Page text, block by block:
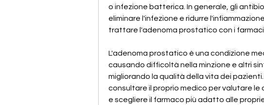
o infezione batterica. In generale, gli
eliminare l'infezione e ridurre
trattare l'adenoma prostatico con i farmaci
L'adenoma prostatico è una condizione
causando difficoltà nella minzione e altri
migliorando la qualità della vita dei
consultare il proprio medico per valutare
e scegliere il farmaco più adatto alle